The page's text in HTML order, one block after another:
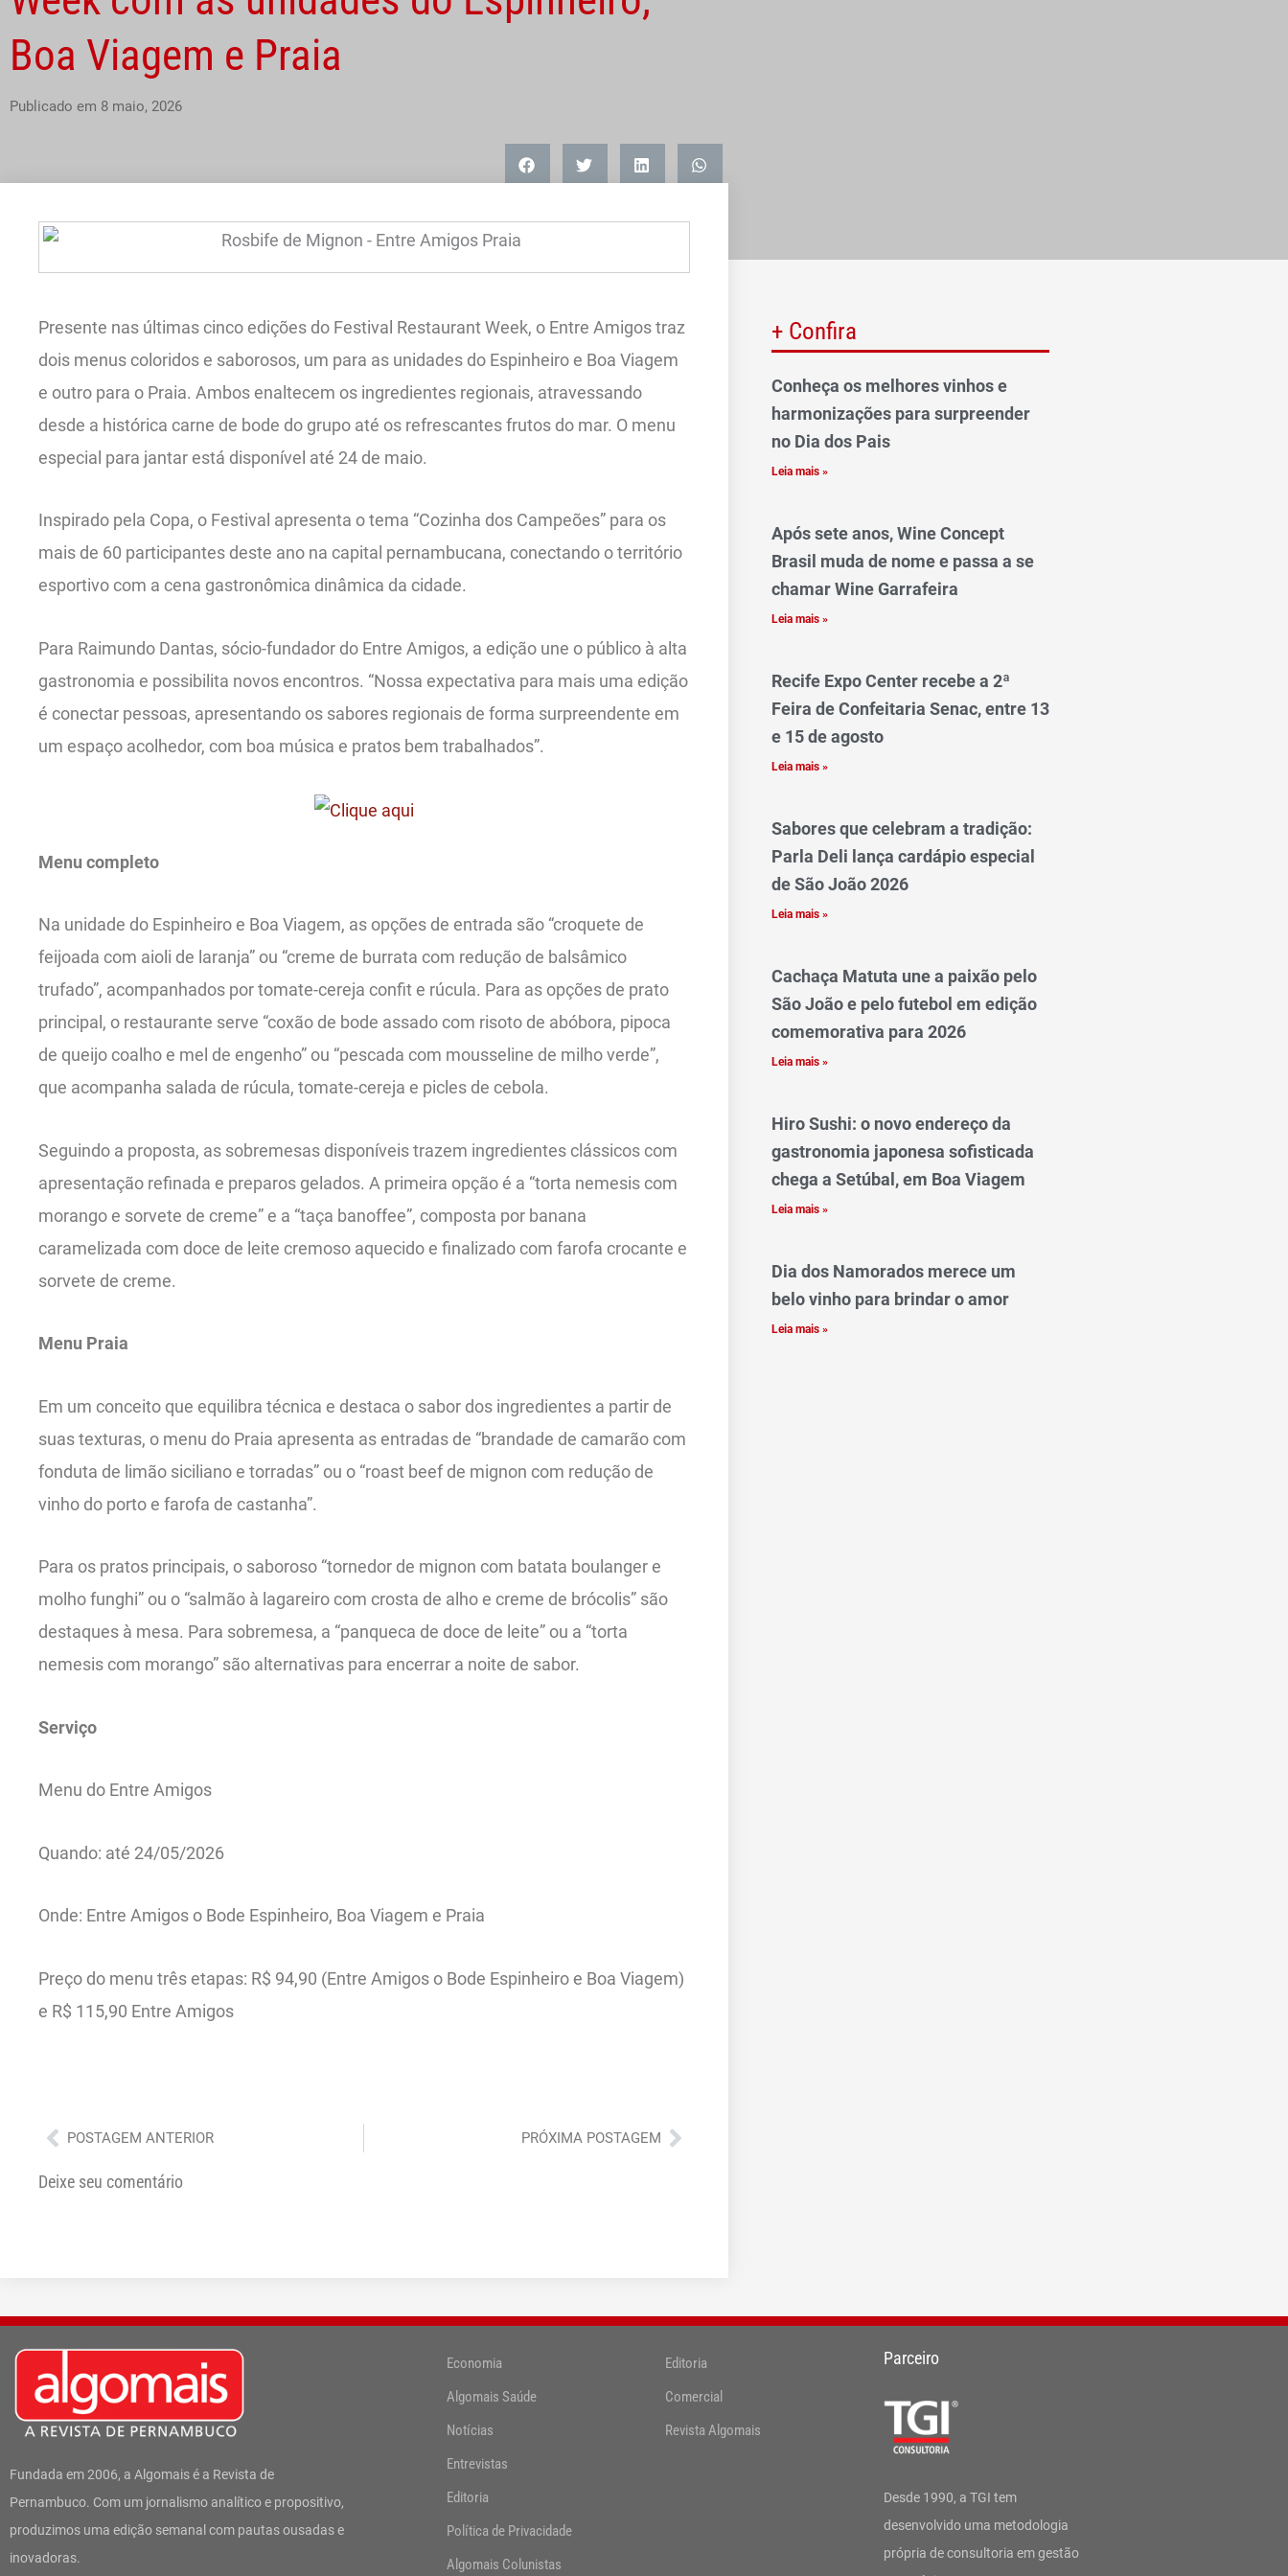
Boa Viagem e Praia
Publicado em 8 maio, 2026
Presente nas últimas cinco edições do Festival Restaurant Week, o Entre Amigos traz
dois menus coloridos e saborosos, um para as unidades do Espinheiro e Boa Viagem
e outro para o Praia. Ambos enaltecem os ingredientes regionais, atravessando
desde a histórica carne de bode do grupo até os refrescantes frutos do mar. O menu
especial para jantar está disponível até 24 de maio.
Inspirado pela Copa, o Festival apresenta o tema “Cozinha dos Campeões” para os
mais de 60 participantes deste ano na capital pernambucana, conectando o território
esportivo com a cena gastronômica dinâmica da cidade.
Para Raimundo Dantas, sócio-fundador do Entre Amigos, a edição une o público à alta
gastronomia e possibilita novos encontros. “Nossa expectativa para mais uma edição
é conectar pessoas, apresentando os sabores regionais de forma surpreendente em
um espaço acolhedor, com boa música e pratos bem trabalhados”.
Menu completo
Na unidade do Espinheiro e Boa Viagem, as opções de entrada são “croquete de
feijoada com aioli de laranja” ou “creme de burrata com redução de balsâmico
trufado”, acompanhados por tomate-cereja confit e rúcula. Para as opções de prato
principal, o restaurante serve “coxão de bode assado com risoto de abóbora, pipoca
de queijo coalho e mel de engenho” ou “pescada com mousseline de milho verde”,
que acompanha salada de rúcula, tomate-cereja e picles de cebola.
Seguindo a proposta, as sobremesas disponíveis trazem ingredientes clássicos com
apresentação refinada e preparos gelados. A primeira opção é a “torta nemesis com
morango e sorvete de creme” e a “taça banoffee”, composta por banana
caramelizada com doce de leite cremoso aquecido e finalizado com farofa crocante e
sorvete de creme.
Menu Praia
Em um conceito que equilibra técnica e destaca o sabor dos ingredientes a partir de
suas texturas, o menu do Praia apresenta as entradas de “brandade de camarão com
fonduta de limão siciliano e torradas” ou o “roast beef de mignon com redução de
vinho do porto e farofa de castanha”.
Para os pratos principais, o saboroso “tornedor de mignon com batata boulanger e
molho funghi” ou o “salmão à lagareiro com crosta de alho e creme de brócolis” são
destaques à mesa. Para sobremesa, a “panqueca de doce de leite” ou a “torta
nemesis com morango” são alternativas para encerrar a noite de sabor.
Serviço
Menu do Entre Amigos
Quando: até 24/05/2026
Onde: Entre Amigos o Bode Espinheiro, Boa Viagem e Praia
Preço do menu três etapas: R$ 94,90 (Entre Amigos o Bode Espinheiro e Boa Viagem)
e R$ 115,90 Entre Amigos
Anterior
POSTAGEM ANTERIOR PRÓXIMA POSTAGEMPróximo
Deixe seu comentário
+ Confira
Conheça os melhores vinhos e
harmonizações para surpreender
no Dia dos Pais
Leia mais »
Após sete anos, Wine Concept
Brasil muda de nome e passa a se
chamar Wine Garrafeira
Leia mais »
Recife Expo Center recebe a 2ª
Feira de Confeitaria Senac, entre 13
e 15 de agosto
Leia mais »
Sabores que celebram a tradição:
Parla Deli lança cardápio especial
de São João 2026
Leia mais »
Cachaça Matuta une a paixão pelo
São João e pelo futebol em edição
comemorativa para 2026
Leia mais »
Hiro Sushi: o novo endereço da
gastronomia japonesa sofisticada
chega a Setúbal, em Boa Viagem
Leia mais »
Dia dos Namorados merece um
belo vinho para brindar o amor
Leia mais »
Fundada em 2006, a Algomais é a Revista de
Pernambuco. Com um jornalismo analítico e propositivo,
produzimos uma edição semanal com pautas ousadas e
inovadoras.
Economia
Algomais Saúde
Notícias
Entrevistas
Editoria
Política de Privacidade
Algomais Colunistas
Editoria
Comercial
Revista Algomais
Parceiro
Desde 1990, a TGI tem
desenvolvido uma metodologia
própria de consultoria em gestão